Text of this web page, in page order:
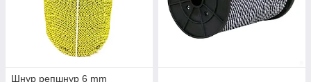
Шнур репшнур 6 mm